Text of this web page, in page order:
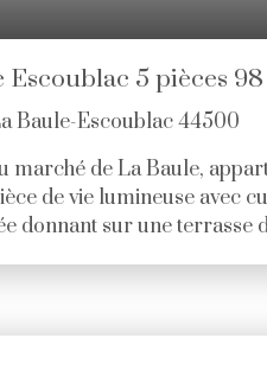
5 pièces 98
Baule-Escoublac 44500
marché de La Baule,
de vie lumineuse avec
donnant sur une terrasse
19 lots habitation. (Pas de
: 1900. 00 euros.